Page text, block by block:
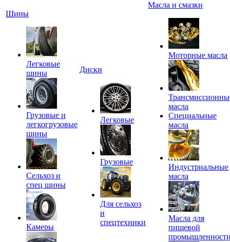
Шины
Легковые
шины
Грузовые и
легкогрузовые
шины
Сельхоз и
спец шины
Камеры
Диски
Легковые
Грузовые
Для сельхоз
и
спецтехники
Масла и смазки
Моторные масла
масла
Специальные
масла
Индустриальные
масла
Масла для
пищевой